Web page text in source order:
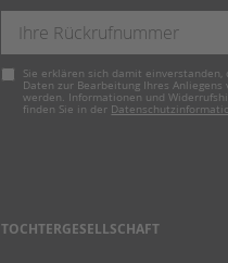
Pflichtfeld
Sie erklären sich damit einverstanden,
Daten zur Bearbeitung Ihres Anliegens
werden. Informationen und
finden Sie in der
TOCHTERGESELLSCHAFT